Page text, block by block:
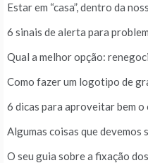
Estar em “casa”, dentro da
6 sinais de alerta para
Qual a melhor opção:
Como fazer um logotipo de
6 dicas para aproveitar bem
Algumas coisas que
O seu guia sobre a fixação